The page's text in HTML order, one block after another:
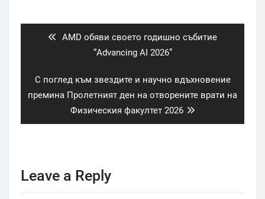
Previous
AMD обяви своето годишно събитие
“Advancing AI 2026”
Next
post:
С поглед към звездите и научно вдъхновение
премина Пролетният ден на отворените врати на
Физическия факултет 2026
Leave a Reply